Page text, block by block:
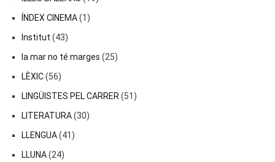
ÍNDEX CINEMA(1)
Institut (43)
la mar no té marges (25)
LÈXIC(56)
LINGÜISTES PEL CARRER(51)
LITERATURA(30)
LLENGUA(41)
LLUNA(24)